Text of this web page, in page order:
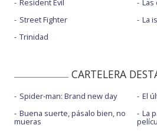
Resident Evil
Street Fighter
Trinidad
Las
La
CARTELERA
Spider-man: Brand new day
Buena suerte, pásalo bien, no
mueras
El
La